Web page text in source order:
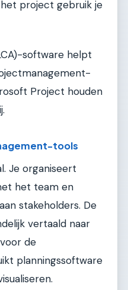
project gebruik je
software helpt
Project houden
tools
Je organiseert
het team en
stakeholders. De
vertaald naar
de
planningssoftware